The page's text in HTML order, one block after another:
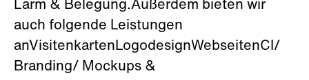
Lärm & Belegung.Außerdem bieten wir
auch folgende Leistungen
anVisitenkartenLogodesignWebseitenCI/
Branding/ Mockups &